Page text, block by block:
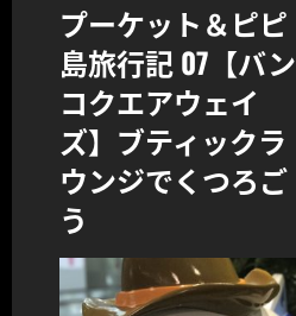
プーケット＆ピピ
島旅行記 07【バン
コクエアウェイ
ズ】ブティックラ
ウンジでくつろご
う